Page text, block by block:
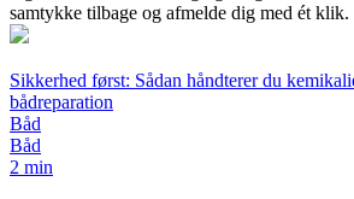
samtykke tilbage og afmelde dig med ét klik.
Sikkerhed først: Sådan håndterer du
bådreparation
Båd
Båd
2 min